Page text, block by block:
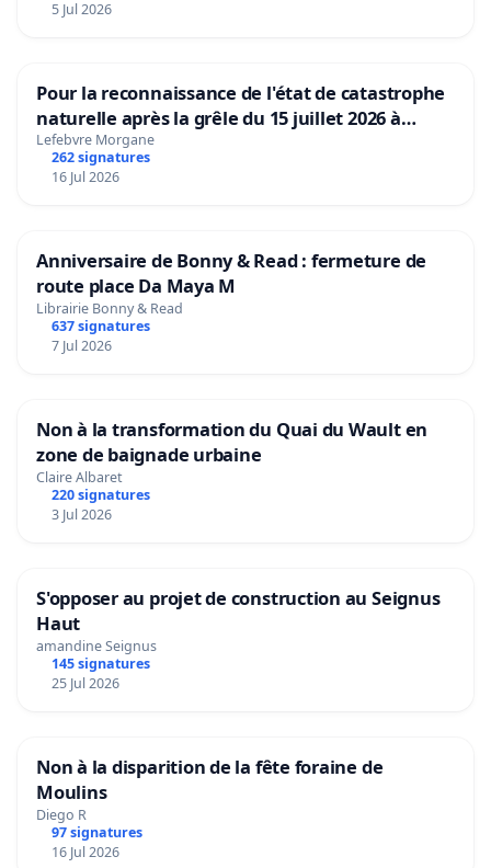
5 Jul 2026
Pour la reconnaissance de l'état de catastrophe
naturelle après la grêle du 15 juillet 2026 à
Aubenas et ses alentours
Lefebvre Morgane
262 signatures
16 Jul 2026
Anniversaire de Bonny & Read : fermeture de
route place Da Maya M
Librairie Bonny & Read
637 signatures
7 Jul 2026
Non à la transformation du Quai du Wault en
zone de baignade urbaine
Claire Albaret
220 signatures
3 Jul 2026
S'opposer au projet de construction au Seignus
Haut
amandine Seignus
145 signatures
25 Jul 2026
Non à la disparition de la fête foraine de
Moulins
Diego R
97 signatures
16 Jul 2026